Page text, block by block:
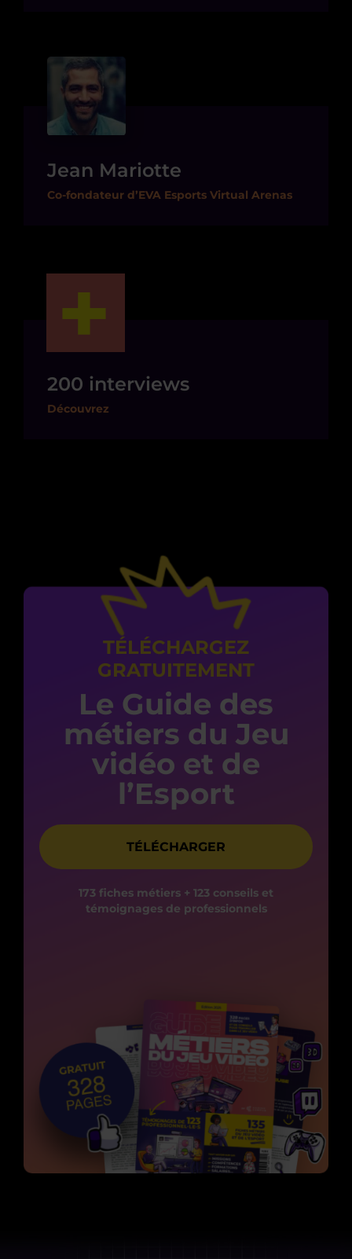
Jean Mariotte
Co-fondateur d’EVA Esports Virtual Arenas
200 interviews
Découvrez
TÉLÉCHARGEZ
GRATUITEMENT
Le Guide des
métiers du Jeu
vidéo et de
l’Esport
TÉLÉCHARGER
173 fiches métiers + 123 conseils et
témoignages de professionnels